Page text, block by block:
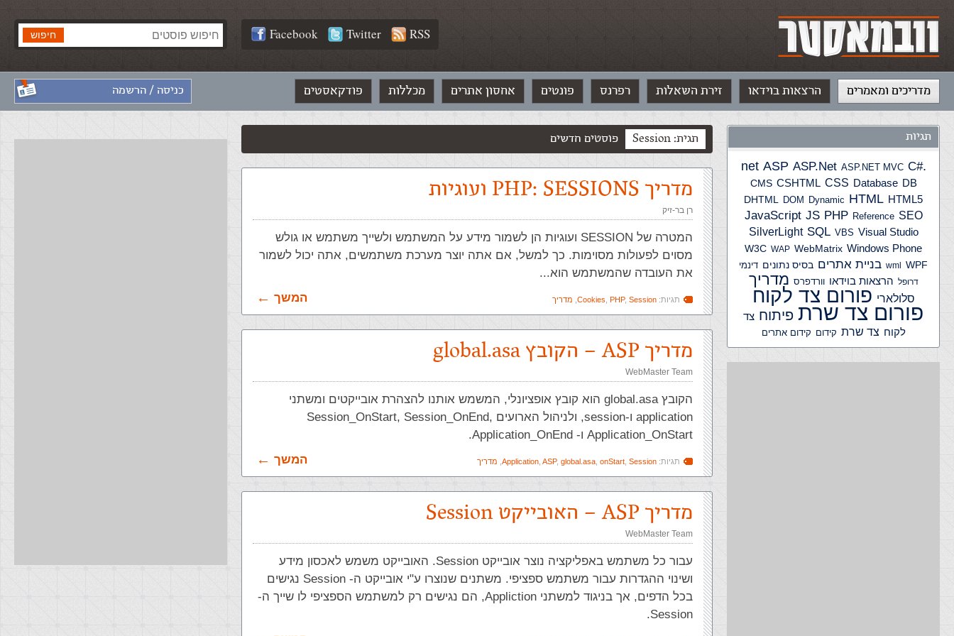
Facebook Twitter RSS
כניסה / הרשמה מדריכים ומאמרים הרצאות בוידאו זירת השאלות רפרנס פונטים אחסון אתרים מכללות פודקאסטים
תגיות
.net
ASP ASP.Net ASP.NET MVC C#
CMS CSHTML CSS Database DB
DHTML
DOM Dynamic HTML HTML5
JavaScript JS PHP Reference SEO
SilverLight SQL VBS Visual Studio
W3C WAP WebMatrix Windows Phone
wml WPF בניית אתרים בסיס נתונים דינמי
דרופל הרצאות בוידאו וורדפרס מדריך
סלולארי פורום צד לקוח
פורום צד שרת פיתוח צד
לקוח צד שרת קידום קידום אתרים
תגית: Session פוסטים חדשים
מדריך PHP: SESSIONS ועוגיות
רן בר-זיק
המטרה של SESSION ועוגיות הן לשמור מידע על המשתמש ולשייך משתמש או גולש
מסוים לפעולות מסוימות. כך למשל, אם אתה יוצר מערכת משתמשים, אתה יכול לשמור
את העובדה שהמשתמש הוא...
תגיות: Cookies PHP, Session מדריך המשך
מדריך ASP – הקובץ global.asa
WebMaster Team
הקובץ global.asa הוא קובץ אופציונלי, המשמש אותנו להצהרת אובייקטים ומשתני
application ו-session, ולניהול הארועים Session_OnStart, Session_OnEnd,
Application_OnStart ו- Application_OnEnd.
תגיות: Application ASP, global.asa onStart Session מדריך המשך
מדריך ASP – האובייקט Session
WebMaster Team
עבור כל משתמש באפליקציה נוצר אובייקט Session. האובייקט משמש לאכסון מידע
ושינוי ההגדרות עבור משתמש ספציפי. משתנים שנוצרו ע"י אובייקט ה- Session נגישים
בכל הדפים, אך בניגוד למשתני Appliction, הם נגישים רק למשתמש הספציפי לו שייך ה-
Session.